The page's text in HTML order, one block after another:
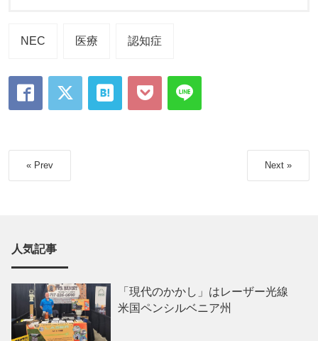
NEC 医療 認知症
« Prev Next »
人気記事
「現代のかかし」はレーザー光線
米国ペンシルベニア州